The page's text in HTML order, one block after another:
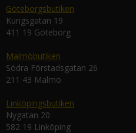
Göteborgsbutiken
Kungsgatan 19
411 19 Göteborg
Malmöbutiken
Södra Förstadsgatan 26
211 43 Malmö
Linköpingsbutiken
Nygatan 20
582 19 Linköping